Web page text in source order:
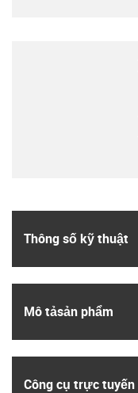
Thông số kỹ thuật
Mô tả­sản phẩm
Công cụ trực tuyến